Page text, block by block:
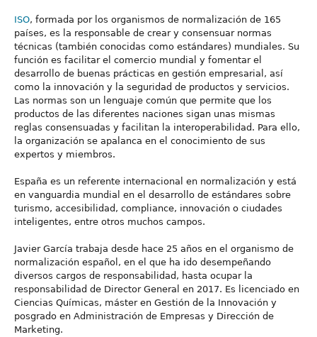
ISO, formada por los organismos de normalización de 165
países, es la responsable de crear y consensuar normas
técnicas (también conocidas como estándares) mundiales. Su
función es facilitar el comercio mundial y fomentar el
desarrollo de buenas prácticas en gestión empresarial, así
como la innovación y la seguridad de productos y servicios.
Las normas son un lenguaje común que permite que los
productos de las diferentes naciones sigan unas mismas
reglas consensuadas y facilitan la interoperabilidad. Para ello,
la organización se apalanca en el conocimiento de sus
expertos y miembros.
España es un referente internacional en normalización y está
en vanguardia mundial en el desarrollo de estándares sobre
turismo, accesibilidad, compliance, innovación o ciudades
inteligentes, entre otros muchos campos.
Javier García trabaja desde hace 25 años en el organismo de
normalización español, en el que ha ido desempeñando
diversos cargos de responsabilidad, hasta ocupar la
responsabilidad de Director General en 2017. Es licenciado en
Ciencias Químicas, máster en Gestión de la Innovación y
posgrado en Administración de Empresas y Dirección de
Marketing.